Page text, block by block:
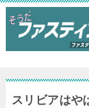
スリビアはや